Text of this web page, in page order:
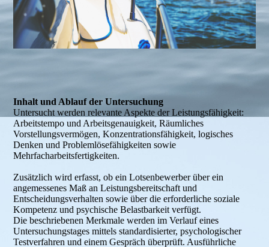
Inhalt und Ablauf der Untersuchung
Untersucht werden relevante Aspekte der Leistungsfähigkeit:
Arbeitstempo und Arbeitsgenauigkeit, Räumliches
Vorstellungsvermögen, Konzentrationsfähigkeit, logisches
Denken und Problemlösefähigkeiten sowie
Mehrfacharbeitsfertigkeiten.
Zusätzlich wird erfasst, ob ein Lotsenbewerber über ein
angemessenes Maß an Leistungsbereitschaft und
Entscheidungsverhalten sowie über die erforderliche soziale
Kompetenz und psychische Belastbarkeit verfügt.
Die beschriebenen Merkmale werden im Verlauf eines
Untersuchungstages mittels standardisierter, psychologischer
Testverfahren und einem Gespräch überprüft. Ausführliche